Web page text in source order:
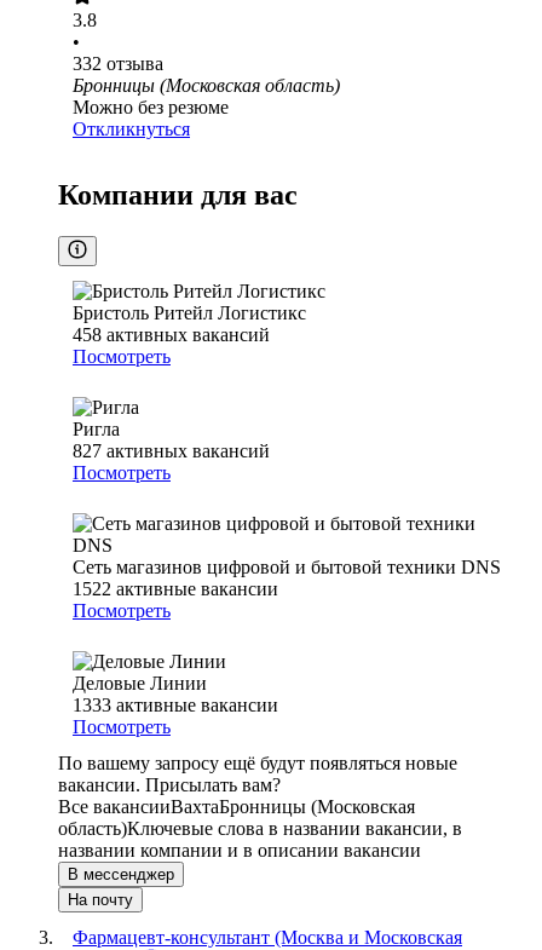
3.8
•
332 отзыва
Бронницы (Московская область)
Можно без резюме
Откликнуться
Компании для вас
Бристоль Ритейл Логистикс
458 активных вакансий
Посмотреть
Ригла
827 активных вакансий
Посмотреть
Сеть магазинов цифровой и бытовой техники DNS
1522 активные вакансии
Посмотреть
Деловые Линии
1333 активные вакансии
Посмотреть
По вашему запросу ещё будут появляться новые
вакансии. Присылать вам?
Все вакансииВахтаБронницы (Московская
область)Ключевые слова в названии вакансии, в
названии компании и в описании вакансии
В мессенджер
На почту
Фармацевт-консультант (Москва и Московская